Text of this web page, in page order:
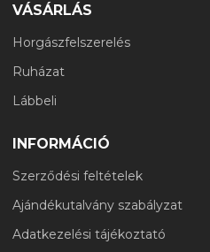
VÁSÁRLÁS
Horgászfelszerelés
Ruházat
Lábbeli
INFORMÁCIÓ
Szerződési feltételek
Ajándékutalvány szabályzat
Adatkezelési tájékoztató